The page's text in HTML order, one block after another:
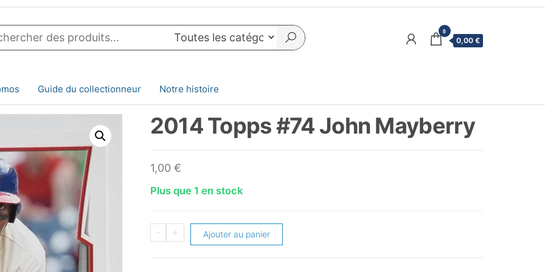
0
0,00 €
Guide du collectionneur Notre histoire
2014 Topps #74 John Mayberry
1,00 €
Plus que 1 en stock
-
quantité
+ Ajouter au panier